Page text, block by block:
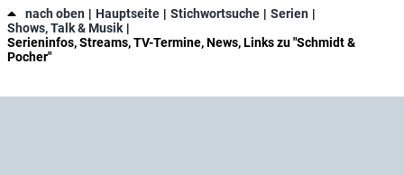
nach oben Hauptseite Stichwortsuche
Serien
Shows, Talk & Musik
Serieninfos, Streams, TV-Termine, News, Links zu "Schmidt &
Pocher"